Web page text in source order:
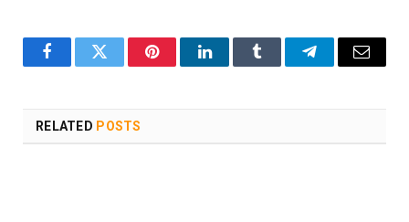
FacebookTwitter PinterestLinkedInTumblr TelegramEmail
RELATED POSTS